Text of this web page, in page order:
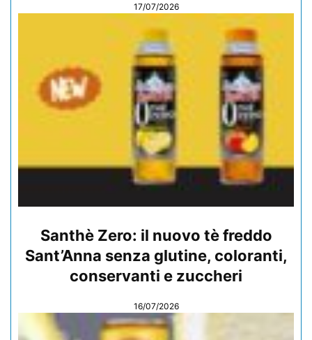
17/07/2026
Santhè Zero: il nuovo tè freddo
Sant’Anna senza glutine, coloranti,
conservanti e zuccheri
16/07/2026